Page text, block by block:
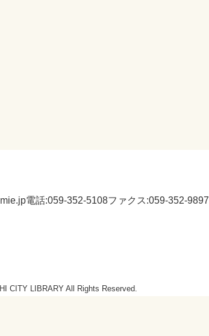
電話:059-352-5108ファクス:059-352-9897
CITY LIBRARY All Rights Reserved.